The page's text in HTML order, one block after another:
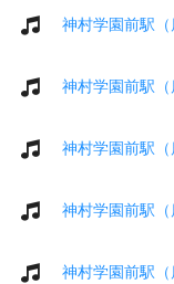
神村学園前駅
神村学園前駅
神村学園前駅
神村学園前駅
神村学園前駅